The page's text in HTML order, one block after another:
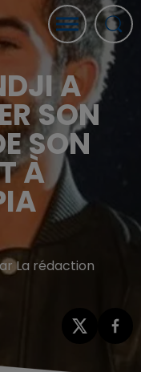
A
SON
SON
À
La rédaction